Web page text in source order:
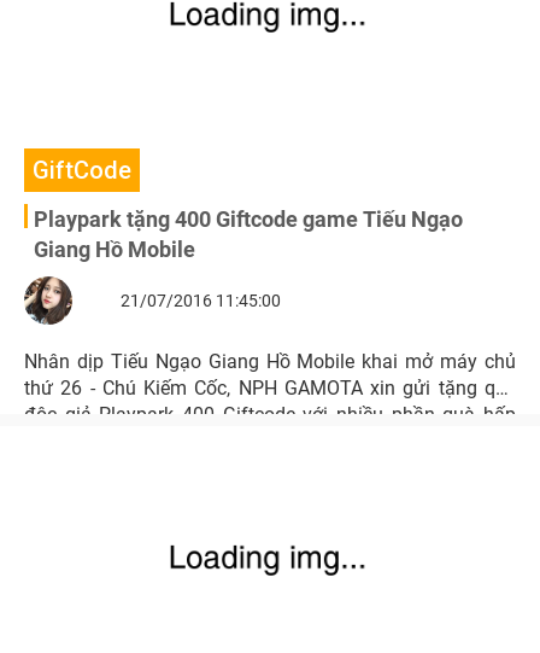
GiftCode
Playpark tặng 400 Giftcode game Tiếu Ngạo
Giang Hồ Mobile
21/07/2016 11:45:00
Nhân dịp Tiếu Ngạo Giang Hồ Mobile khai mở máy chủ
thứ 26 - Chú Kiếm Cốc, NPH GAMOTA xin gửi tặng quý
độc giả Playpark 400 Giftcode với nhiều phần quà hấp